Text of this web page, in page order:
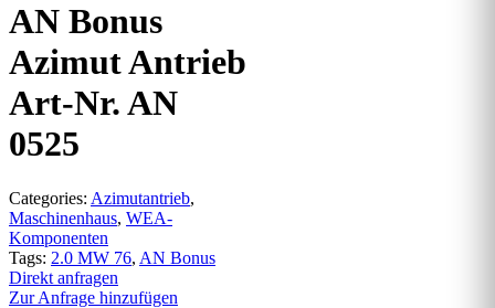
AN Bonus
Azimut Antrieb
Art-Nr. AN
0525
Categories: Azimutantrieb,
Maschinenhaus, WEA-
Komponenten
Tags: 2.0 MW 76, AN Bonus
Direkt anfragen
Zur Anfrage hinzufügen